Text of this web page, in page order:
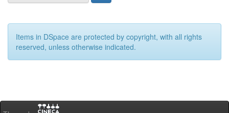
Items in DSpace are protected by copyright, with all rights
reserved, unless otherwise indicated.